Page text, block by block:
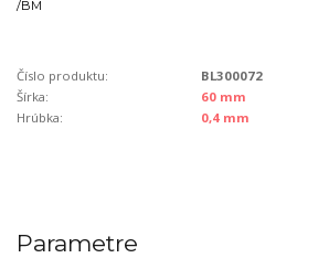
/BM
Číslo produktu:
BL300072
Šírka:
60 mm
Hrúbka:
0,4 mm
Parametre